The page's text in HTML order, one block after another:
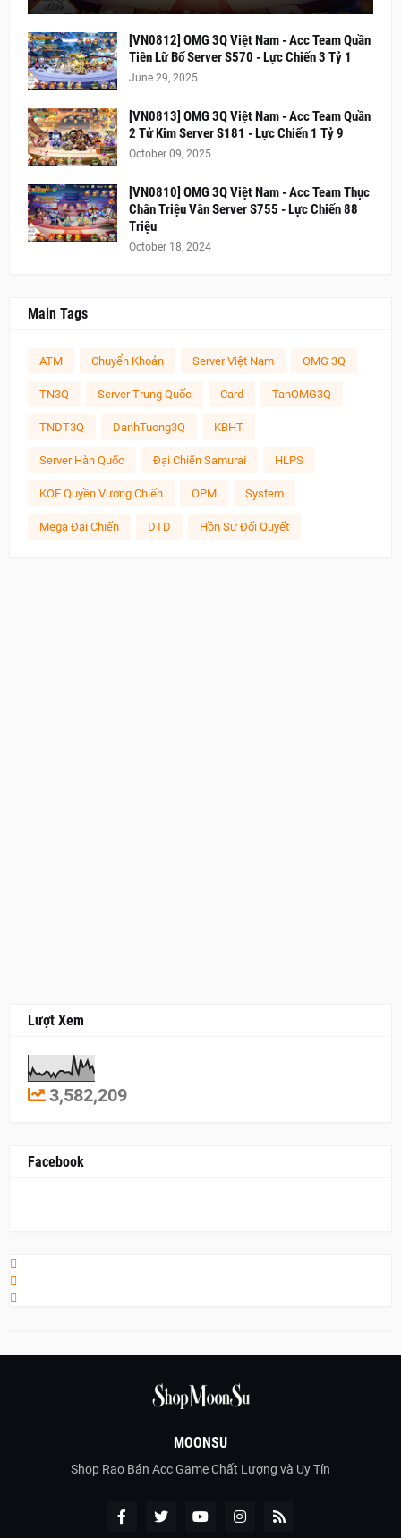
[VN0812] OMG 3Q Việt Nam - Acc Team Quần
Tiên Lữ Bố Server S570 - Lực Chiến 3 Tỷ 1
June 29, 2025
[VN0813] OMG 3Q Việt Nam - Acc Team Quần
2 Tử Kim Server S181 - Lực Chiến 1 Tỷ 9
October 09, 2025
[VN0810] OMG 3Q Việt Nam - Acc Team Thục
Chân Triệu Vân Server S755 - Lực Chiến 88
Triệu
October 18, 2024
Main Tags
ATM Chuyển Khoản Server Việt Nam OMG 3Q
TN3Q Server Trung Quốc Card TanOMG3Q
TNDT3Q DanhTuong3Q KBHT
Server Hàn Quốc Đại Chiến Samurai HLPS
KOF Quyền Vương Chiến OPM System
Mega Đại Chiến DTD Hồn Sư Đối Quyết
Lượt Xem
3,582,209
Facebook
MOONSU
Shop Rao Bán Acc Game Chất Lượng và Uy Tín